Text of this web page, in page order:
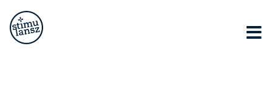
Ut elit tellus, luctus nec ullamcorper mattis, pulvinar
dapibus leo.